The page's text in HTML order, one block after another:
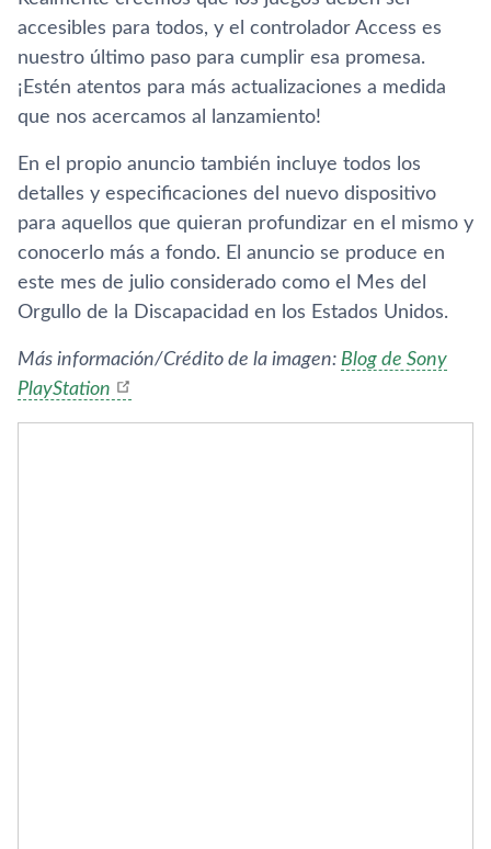
accesibles para todos, y el controlador Access es
nuestro último paso para cumplir esa promesa.
¡Estén atentos para más actualizaciones a medida
que nos acercamos al lanzamiento!
En el propio anuncio también incluye todos los
detalles y especificaciones del nuevo dispositivo
para aquellos que quieran profundizar en el mismo y
conocerlo más a fondo. El anuncio se produce en
este mes de julio considerado como el Mes del
Orgullo de la Discapacidad en los Estados Unidos.
Más información/Crédito de la imagen: Blog de Sony
PlayStation